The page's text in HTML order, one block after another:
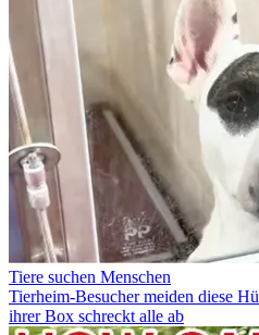
Tiere suchen Menschen
Tierheim-Besucher meiden diese
ihrer Box schreckt alle ab